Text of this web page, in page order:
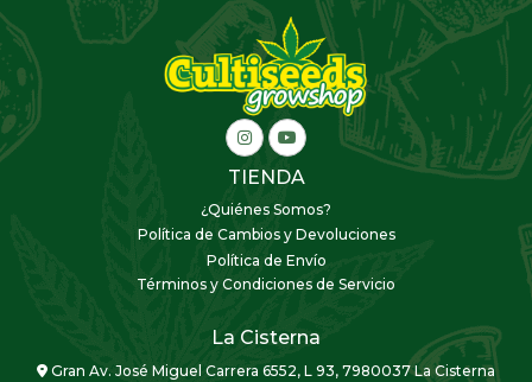
TIENDA
¿Quiénes Somos?
Política de Cambios y Devoluciones
Política de Envío
Términos y Condiciones de Servicio
La Cisterna
Gran Av. José Miguel Carrera 6552, L 93, 7980037 La Cisterna